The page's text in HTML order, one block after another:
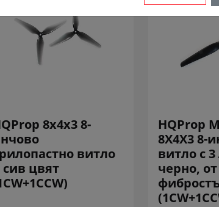
8x4x3 8-
витло
сив цвят
HQProp
8X4X3 8-
витло с
черно, от